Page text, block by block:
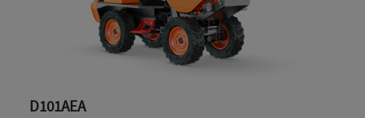
D101AEA